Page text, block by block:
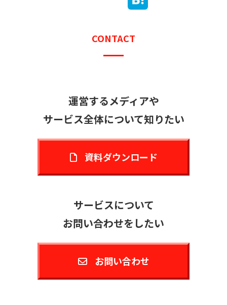
CONTACT
運営するメディアや
サービス全体について知りたい
資料ダウンロード
サービスについて
お問い合わせをしたい
お問い合わせ